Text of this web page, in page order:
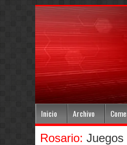
Inicio Archivo
Rosario: Juegos